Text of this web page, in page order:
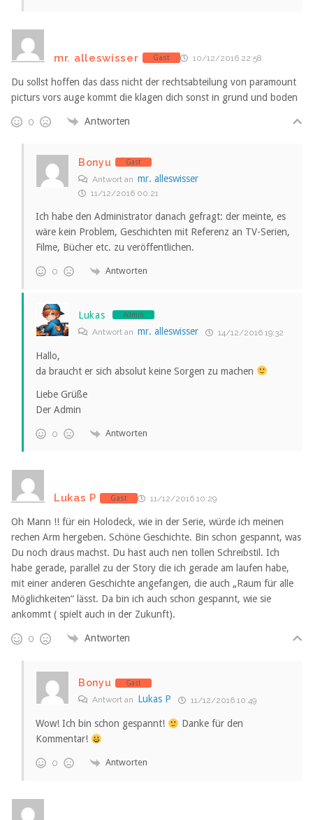
mr. alleswisser Gast 10/12/2016 22:58
Du sollst hoffen das dass nicht der rechtsabteilung von paramount
picturs vors auge kommt die klagen dich sonst in grund und boden
0 Antworten
Bonyu Gast
Antwort an mr. alleswisser
11/12/2016 00:21
Ich habe den Administrator danach gefragt: der meinte, es
wäre kein Problem, Geschichten mit Referenz an TV-Serien,
Filme, Bücher etc. zu veröffentlichen.
0 Antworten
Lukas Admin
Antwort an mr. alleswisser 14/12/2016 19:32
Hallo,
da braucht er sich absolut keine Sorgen zu machen
Liebe Grüße
Der Admin
0 Antworten
Lukas P Gast 11/12/2016 10:29
Oh Mann !! für ein Holodeck, wie in der Serie, würde ich meinen
rechen Arm hergeben. Schöne Geschichte. Bin schon gespannt, was
Du noch draus machst. Du hast auch nen tollen Schreibstil. Ich
habe gerade, parallel zu der Story die ich gerade am laufen habe,
mit einer anderen Geschichte angefangen, die auch „Raum für alle
Möglichkeiten“ lässt. Da bin ich auch schon gespannt, wie sie
ankommt ( spielt auch in der Zukunft).
0 Antworten
Bonyu Gast
Antwort an Lukas P 11/12/2016 10:49
Wow! Ich bin schon gespannt!
Danke für den
Kommentar!
0 Antworten